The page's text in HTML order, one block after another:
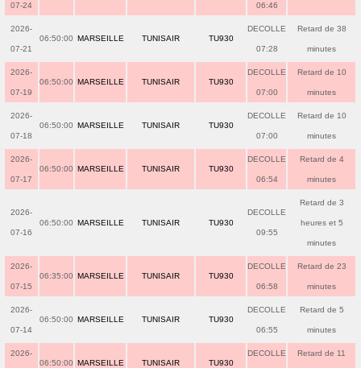
07-24 06:46
2026-
07-21
06:50:00 MARSEILLE TUNISAIR TU930
DECOLLE
07:28
Retard de 38
minutes
2026-
07-19
06:50:00 MARSEILLE TUNISAIR TU930
DECOLLE
07:00
Retard de 10
minutes
2026-
07-18
06:50:00 MARSEILLE TUNISAIR TU930
DECOLLE
07:00
Retard de 10
minutes
2026-
07-17
06:50:00 MARSEILLE TUNISAIR TU930
DECOLLE
06:54
Retard de 4
minutes
2026-
07-16
06:50:00 MARSEILLE TUNISAIR TU930
DECOLLE
09:55
Retard de 3
heures et 5
minutes
2026-
07-15
06:35:00 MARSEILLE TUNISAIR TU930
DECOLLE
06:58
Retard de 23
minutes
2026-
07-14
06:50:00 MARSEILLE TUNISAIR TU930
DECOLLE
06:55
Retard de 5
minutes
2026-
06:50:00 MARSEILLE TUNISAIR TU930
DECOLLE Retard de 11